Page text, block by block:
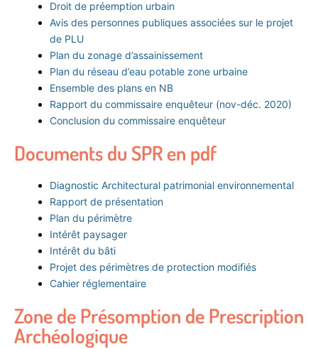
Droit de préemption urbain
Avis des personnes publiques associées sur le projet
de PLU
Plan du zonage d’assainissement
Plan du réseau d’eau potable zone urbaine
Ensemble des plans en NB
Rapport du commissaire enquêteur (nov-déc. 2020)
Conclusion du commissaire enquêteur
Documents du SPR en pdf
Diagnostic Architectural patrimonial environnemental
Rapport de présentation
Plan du périmètre
Intérêt paysager
Intérêt du bâti
Projet des périmètres de protection modifiés
Cahier réglementaire
Zone de Présomption de Prescription
Archéologique